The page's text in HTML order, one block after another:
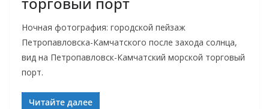
Ночная фотография: городской пейзаж
Петропавловска-Камчатского после захода солнца,
вид на Петропавловск-Камчатский морской торговый
порт.
Читайте далее